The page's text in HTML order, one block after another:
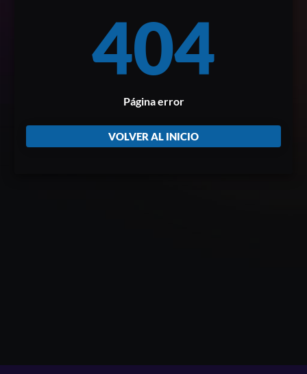
404
Página error
VOLVER AL INICIO